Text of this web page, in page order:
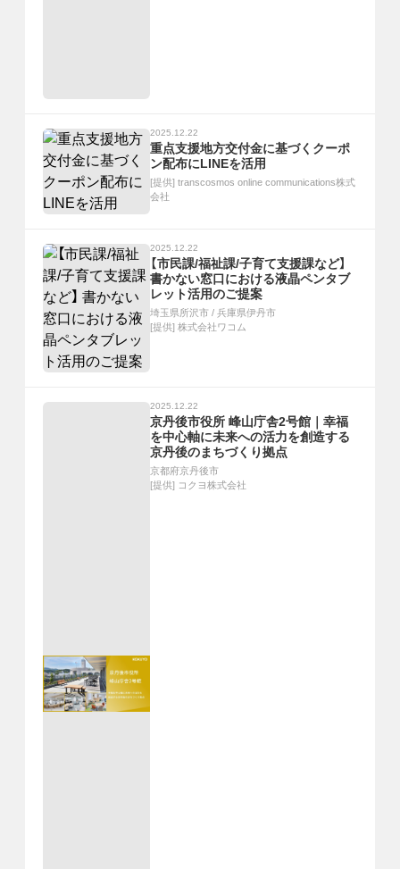
2025.12.22
重点支援地方交付金に基づくクーポ
ン配布にLINEを活用
[提供] transcosmos online communications株式
会社
2025.12.22
【市民課/福祉課/子育て支援課など】
書かない窓口における液晶ペンタブ
レット活用のご提案
埼玉県所沢市 / 兵庫県伊丹市
[提供] 株式会社ワコム
2025.12.22
京丹後市役所 峰山庁舎2号館｜幸福
を中心軸に未来への活力を創造する
京丹後のまちづくり拠点
京都府京丹後市
[提供] コクヨ株式会社